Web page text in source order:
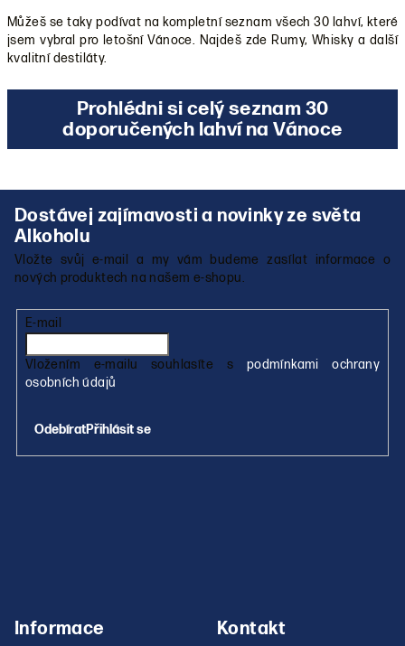
Můžeš se taky podívat na kompletní seznam všech 30 lahví, které
jsem vybral pro letošní Vánoce. Najdeš zde Rumy, Whisky a další
kvalitní destiláty.
Prohlédni si celý seznam 30
doporučených lahví na Vánoce
Vložte svůj e-mail a my vám budeme zasílat informace o
nových produktech na našem e-shopu.
E-mail
Vložením e-mailu souhlasíte s podmínkami ochrany
osobních údajů
Přihlásit se
Informace Kontakt